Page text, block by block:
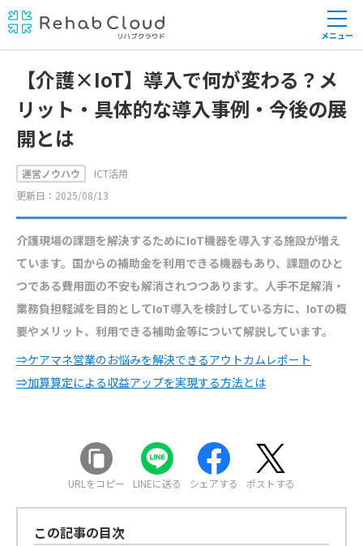
メニュー
【介護×IoT】導入で何が変わる？メ
リット・具体的な導入事例・今後の展
開とは
運営ノウハウ
ICT活用
更新日：2025/08/13
介護現場の課題を解決するためにIoT機器を導入する施設が増え
ています。国からの補助金を利用できる機器もあり、課題のひと
つである費用面の不安も解消されつつあります。人手不足解消・
業務負担軽減を目的としてIoT導入を検討している方に、IoTの概
要やメリット、利用できる補助金等について解説しています。
⇒ケアマネ営業のお悩みを解決できるアウトカムレポート
⇒加算算定による収益アップを実現する方法とは
URLをコピー LINEに送る シェアする ポストする
この記事の目次